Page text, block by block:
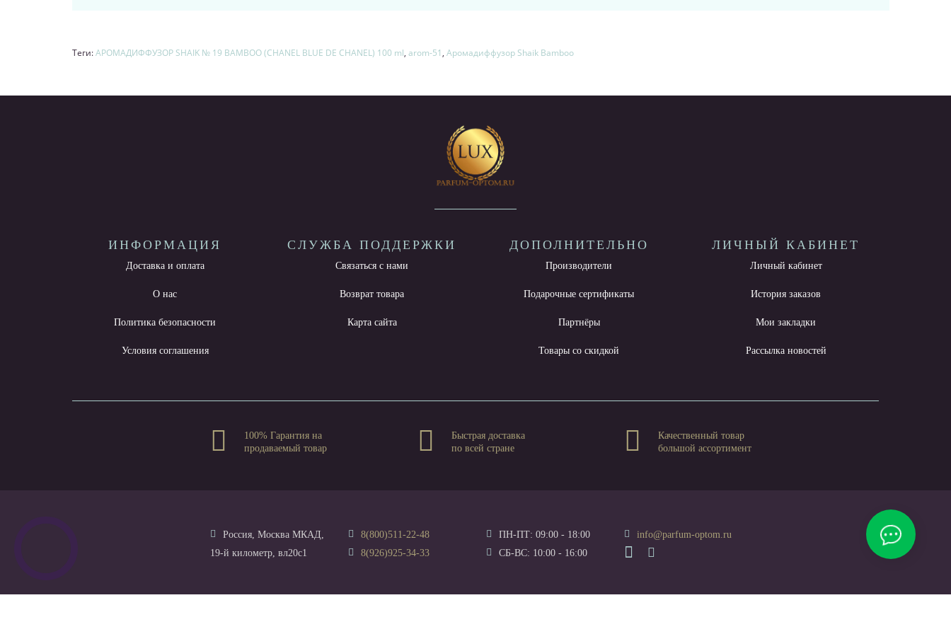
Теги:АРОМАДИФФУЗОР SHAIK № 19 BAMBOO (CHANEL BLUE DE CHANEL) 100 ml, arom-51 , Аромадиффузор Shaik Bamboo
ИНФОРМАЦИЯ
Доставка и оплата
О нас
Политика безопасности
Условия соглашения
СЛУЖБА ПОДДЕРЖКИ
Связаться с нами
Возврат товара
Карта сайта
ДОПОЛНИТЕЛЬНО
Производители
Подарочные сертификаты
Партнёры
Товары со скидкой
ЛИЧНЫЙ КАБИНЕТ
Личный кабинет
История заказов
Мои закладки
Рассылка новостей
100% Гарантия на
продаваемый товар
Быстрая доставка
по всей стране
Качественный товар
большой ассортимент
Россия, Москва МКАД,
19-й километр, вл20с1
8(800)511-22-48
8(926)925-34-33
ПН-ПТ: 09:00 - 18:00
СБ-ВС: 10:00 - 16:00
info@parfum-optom.ru